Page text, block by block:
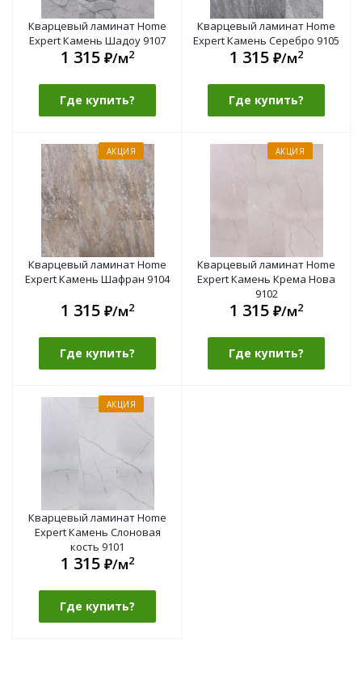
Кварцевый ламинат Home
Expert Камень Шадоу 9107
1 315 ₽/м2
Где купить?
Кварцевый ламинат Home
Expert Камень Серебро 9105
1 315 ₽/м2
Где купить?
АКЦИЯ
Кварцевый ламинат Home
Expert Камень Шафран 9104
1 315 ₽/м2
Где купить?
АКЦИЯ
Кварцевый ламинат Home
Expert Камень Крема Нова
9102
1 315 ₽/м2
Где купить?
АКЦИЯ
Кварцевый ламинат Home
Expert Камень Слоновая
кость 9101
1 315 ₽/м2
Где купить?